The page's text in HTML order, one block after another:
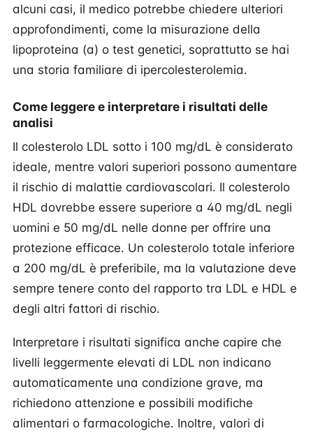
alcuni casi, il medico potrebbe chiedere ulteriori
approfondimenti, come la misurazione della
lipoproteina (a) o test genetici, soprattutto se hai
una storia familiare di ipercolesterolemia.
Come leggere e interpretare i risultati delle
analisi
Il colesterolo LDL sotto i 100 mg/dL è considerato
ideale, mentre valori superiori possono aumentare
il rischio di malattie cardiovascolari. Il colesterolo
HDL dovrebbe essere superiore a 40 mg/dL negli
uomini e 50 mg/dL nelle donne per offrire una
protezione efficace. Un colesterolo totale inferiore
a 200 mg/dL è preferibile, ma la valutazione deve
sempre tenere conto del rapporto tra LDL e HDL e
degli altri fattori di rischio.
Interpretare i risultati significa anche capire che
livelli leggermente elevati di LDL non indicano
automaticamente una condizione grave, ma
richiedono attenzione e possibili modifiche
alimentari o farmacologiche. Inoltre, valori di